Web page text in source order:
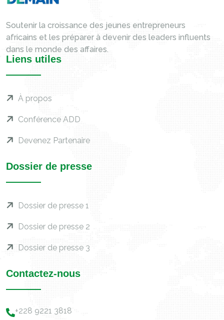
Soutenir la croissance des jeunes entrepreneurs
africains et les préparer à devenir des leaders influents
dans le monde des affaires.
Liens utiles
À propos
Conférence ADD
Devenez Partenaire
Dossier de presse
Dossier de presse 1
Dossier de presse 2
Dossier de presse 3
Contactez-nous
+228 9221 3818